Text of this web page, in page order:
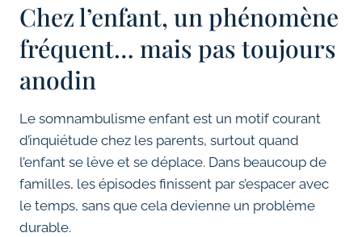
Chez l’enfant, un phénomène
fréquent… mais pas toujours
anodin
Le somnambulisme enfant est un motif courant
d’inquiétude chez les parents, surtout quand
l’enfant se lève et se déplace. Dans beaucoup de
familles, les épisodes finissent par s’espacer avec
le temps, sans que cela devienne un problème
durable.